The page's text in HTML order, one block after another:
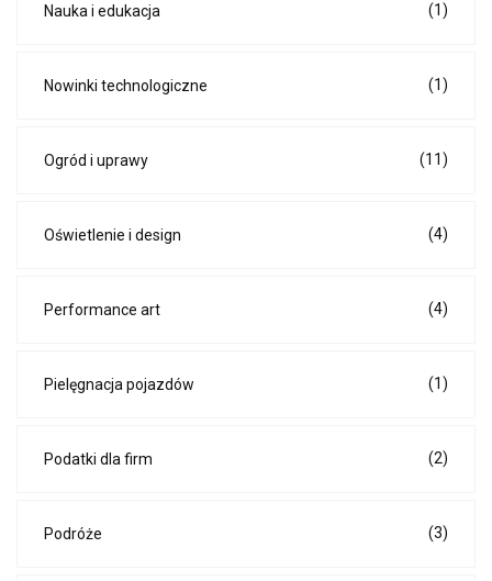
Nauka i edukacja (1)
Nowinki technologiczne (1)
Ogród i uprawy (11)
Oświetlenie i design (4)
Performance art (4)
Pielęgnacja pojazdów (1)
Podatki dla firm (2)
Podróże (3)